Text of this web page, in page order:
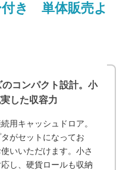
付き 単体販売よ
コンパクト設計。小
した収容力
用キャッシュドロア。
がセットになってお
いいただけます。小さ
し、硬貨ロールも収納